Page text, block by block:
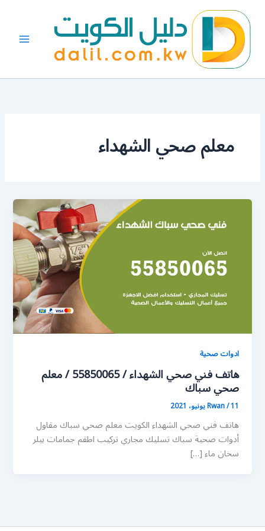
المحتوى
معلم صحي الشهداء
ادوات صحية
هاتف فني صحي الشهداء / 55850065 / معلم
صحي سباك
Rwan/11 يونيو، 2021
هاتف فني صحي الشهداء الكويت معلم صحي سباك مقاول
أدوات صحية سباك تسليك مجاري تركيب اطقم جمامات بيلر
سخان ماء […]